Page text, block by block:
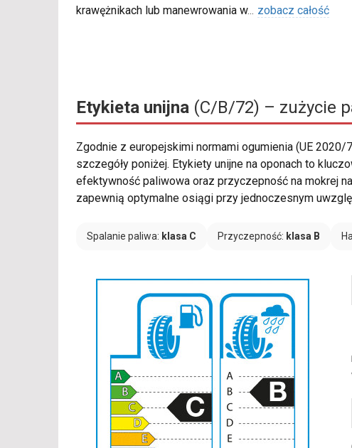
krawężnikach lub manewrowania w... zobacz całość
Etykieta unijna (C/B/72) – zużycie
Zgodnie z europejskimi normami ogumienia (UE 2020/
szczegóły poniżej. Etykiety unijne na oponach to
efektywność paliwowa oraz przyczepność na mokrej
zapewnią optymalne osiągi przy jednoczesnym
Spalanie paliwa: klasa C Przyczepność: klasa B